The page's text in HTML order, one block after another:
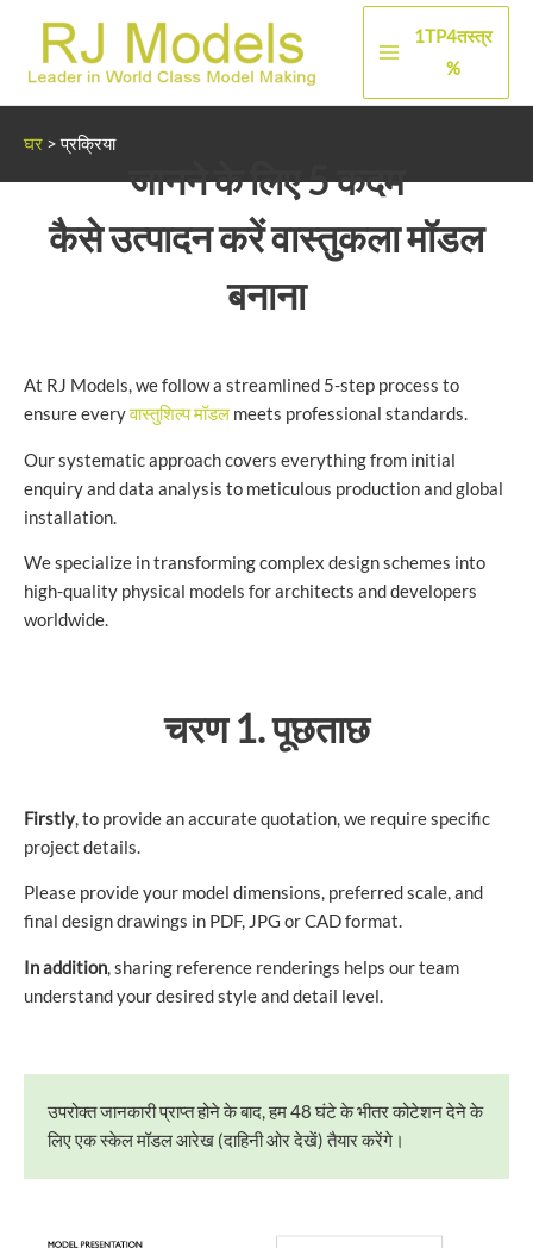
1TP4तस्त्र
%
घर >प्रक्रिया
जानने के लिए 5 कदम
कैसे उत्पादन करेंवास्तुकला मॉडल
बनाना
At RJ Models, we follow a streamlined 5-step process to
ensure everyवास्तुशिल्प मॉडल meets professional standards.
Our systematic approach covers everything from initial
enquiry and data analysis to meticulous production and global
installation.
We specialize in transforming complex design schemes into
high-quality physical models for architects and developers
worldwide.
चरण 1. पूछताछ
Firstly, to provide an accurate quotation, we require specific
project details.
Please provide your model dimensions, preferred scale, and
final design drawings in PDF, JPG or CAD format.
In addition, sharing reference renderings helps our team
understand your desired style and detail level.
उपरोक्त जानकारी प्राप्त होने के बाद, हम 48 घंटे के भीतर कोटेशन देने के
लिए एक स्केल मॉडल आरेख (दाहिनी ओर देखें) तैयार करेंगे।